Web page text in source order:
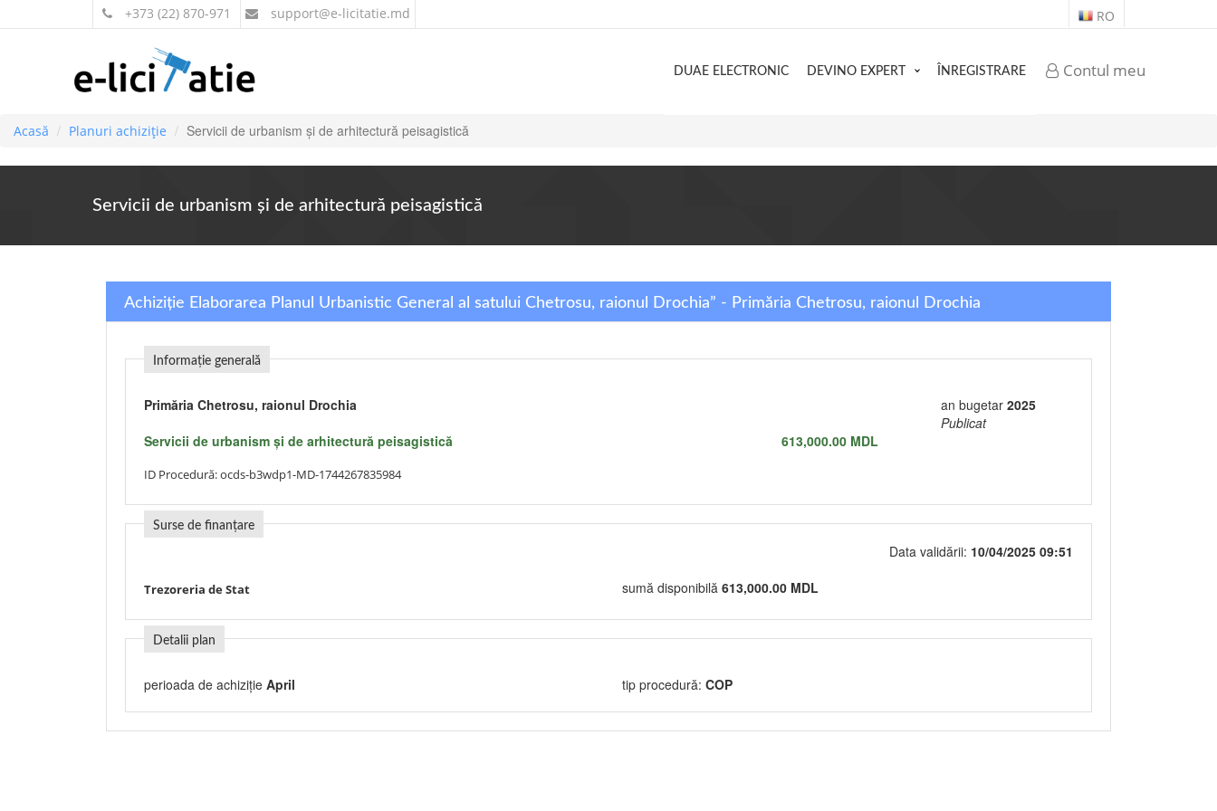
+373 (22) 870-971 support@e-licitatie.md RO
Contul meu
DUAE ELECTRONIC DEVINO EXPERT ÎNREGISTRARE
Acasă Planuri achiziție Servicii de urbanism şi de arhitectură peisagistică
Servicii de urbanism şi de arhitectură peisagistică
Achiziție Elaborarea Planul Urbanistic General al satului Chetrosu, raionul Drochia” - Primăria Chetrosu, raionul Drochia
Informație generală
Primăria Chetrosu, raionul Drochia an bugetar 2025
Publicat
Servicii de urbanism şi de arhitectură peisagistică
613,000.00 MDL
ID Procedură:ocds-b3wdp1-MD-1744267835984
Surse de finanțare
Data validării: 10/04/2025 09:51
Trezoreria de Stat sumă disponibilă 613,000.00 MDL
Detalii plan
perioada de achiziție April tip procedură: COP